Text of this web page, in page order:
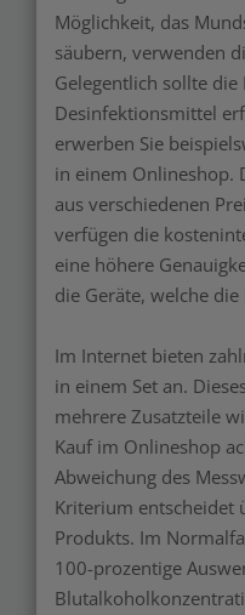
Möglichkeit, das
säubern, verwenden
Gelegentlich sollte
Desinfektionsmittel
erwerben Sie
in einem Onlineshop.
aus verschiedenen
verfügen die
eine höhere
die Geräte, welche
Im Internet bieten
in einem Set an.
mehrere Zusatzteile
Kauf im Onlineshop
Abweichung des
Kriterium entscheidet
Produkts. Im
100-prozentige